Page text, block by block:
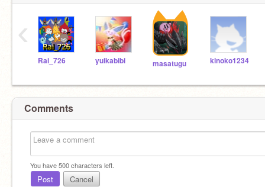
Rai_726 yuikabibi masatugu kinoko1234
‹
Comments
You have500characters left.
Post Cancel